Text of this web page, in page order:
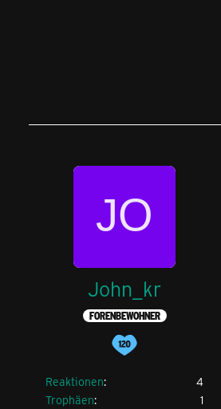
John_kr
FORENBEWOHNER
Reaktionen
4
Trophäen
1